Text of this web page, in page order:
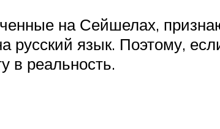
на Сейшелах,
русский язык. Поэтому,
в реальность.